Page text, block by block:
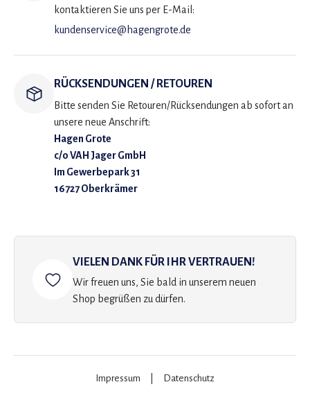
kontaktieren Sie uns per E-Mail:
kundenservice@hagengrote.de
RÜCKSENDUNGEN / RETOUREN
Bitte senden Sie Retouren/Rücksendungen ab sofort an
unsere neue Anschrift:
Hagen Grote
c/o VAH Jager GmbH
Im Gewerbepark 31
16727 Oberkrämer
VIELEN DANK FÜR IHR VERTRAUEN!
Wir freuen uns, Sie bald in unserem neuen
Shop begrüßen zu dürfen.
Impressum Datenschutz